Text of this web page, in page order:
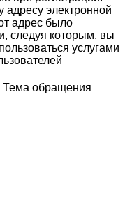
адресу электронной
адрес было
следуя которым, вы
услугами
Тема обращения